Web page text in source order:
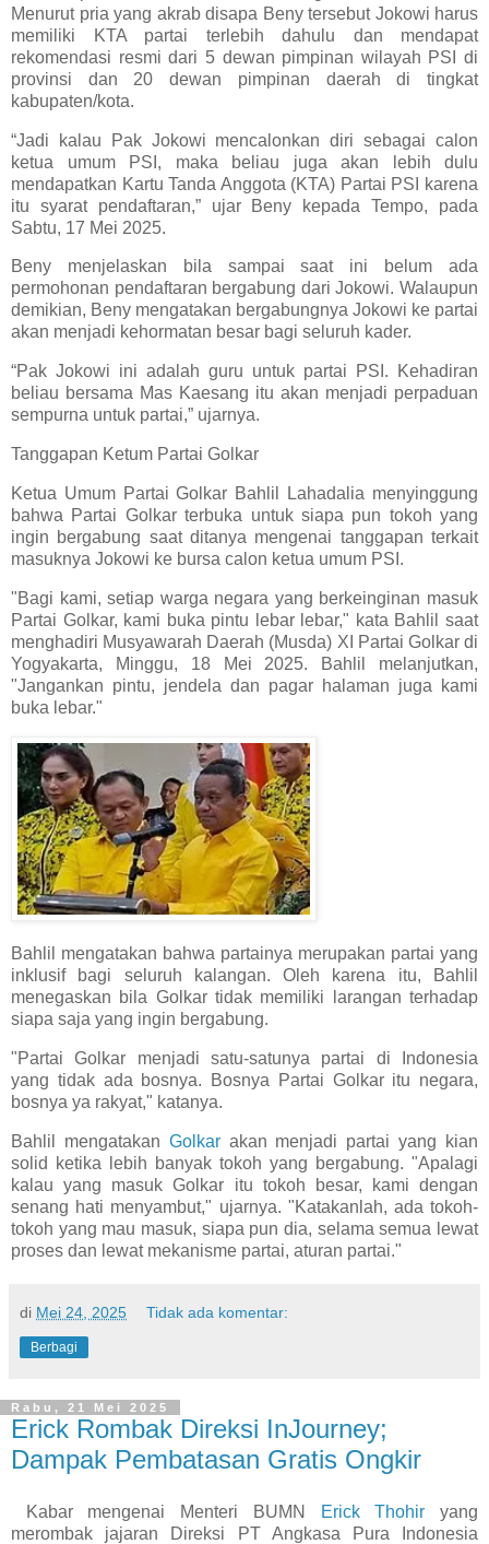
Menurut pria yang akrab disapa Beny tersebut Jokowi harus
memiliki KTA partai terlebih dahulu dan mendapat
rekomendasi resmi dari 5 dewan pimpinan wilayah PSI di
provinsi dan 20 dewan pimpinan daerah di tingkat
kabupaten/kota.
“Jadi kalau Pak Jokowi mencalonkan diri sebagai calon
ketua umum PSI, maka beliau juga akan lebih dulu
mendapatkan Kartu Tanda Anggota (KTA) Partai PSI karena
itu syarat pendaftaran,” ujar Beny kepada Tempo, pada
Sabtu, 17 Mei 2025.
Beny menjelaskan bila sampai saat ini belum ada
permohonan pendaftaran bergabung dari Jokowi. Walaupun
demikian, Beny mengatakan bergabungnya Jokowi ke partai
akan menjadi kehormatan besar bagi seluruh kader.
“Pak Jokowi ini adalah guru untuk partai PSI. Kehadiran
beliau bersama Mas Kaesang itu akan menjadi perpaduan
sempurna untuk partai,” ujarnya.
Tanggapan Ketum Partai Golkar
Ketua Umum Partai Golkar Bahlil Lahadalia menyinggung
bahwa Partai Golkar terbuka untuk siapa pun tokoh yang
ingin bergabung saat ditanya mengenai tanggapan terkait
masuknya Jokowi ke bursa calon ketua umum PSI.
"Bagi kami, setiap warga negara yang berkeinginan masuk
Partai Golkar, kami buka pintu lebar lebar," kata Bahlil saat
menghadiri Musyawarah Daerah (Musda) XI Partai Golkar di
Yogyakarta, Minggu, 18 Mei 2025. Bahlil melanjutkan,
"Jangankan pintu, jendela dan pagar halaman juga kami
buka lebar."
Bahlil mengatakan bahwa partainya merupakan partai yang
inklusif bagi seluruh kalangan. Oleh karena itu, Bahlil
menegaskan bila Golkar tidak memiliki larangan terhadap
siapa saja yang ingin bergabung.
"Partai Golkar menjadi satu-satunya partai di Indonesia
yang tidak ada bosnya. Bosnya Partai Golkar itu negara,
bosnya ya rakyat," katanya.
Bahlil mengatakan Golkar akan menjadi partai yang kian
solid ketika lebih banyak tokoh yang bergabung. "Apalagi
kalau yang masuk Golkar itu tokoh besar, kami dengan
senang hati menyambut," ujarnya. "Katakanlah, ada tokoh-
tokoh yang mau masuk, siapa pun dia, selama semua lewat
proses dan lewat mekanisme partai, aturan partai."
di Mei 24, 2025 Tidak ada komentar:
Berbagi
Rabu, 21 Mei 2025
Erick Rombak Direksi InJourney;
Dampak Pembatasan Gratis Ongkir
Kabar mengenai Menteri BUMN Erick Thohir yang
merombak jajaran Direksi PT Angkasa Pura Indonesia